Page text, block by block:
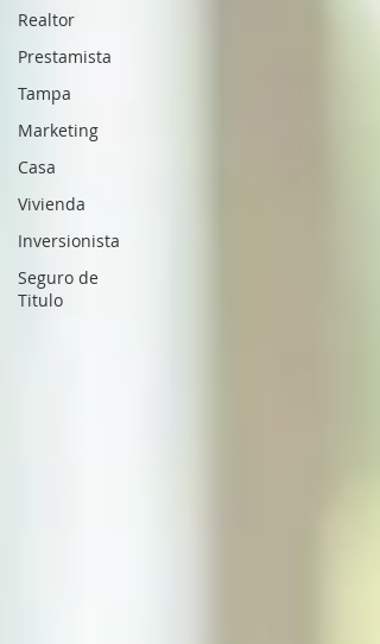
Realtor
Prestamista
Tampa
Marketing
Casa
Vivienda
Inversionista
Seguro de
Titulo